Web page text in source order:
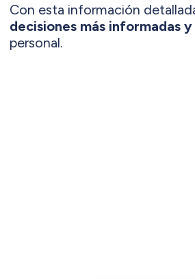
Con esta información
decisiones más informadas
personal.